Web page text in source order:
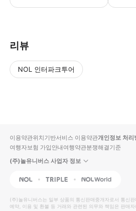
리뷰
NOL 인터파크투어
입니
다.
높
은
동
영
순
상
이용약관위치기반서비스 이용약관개인정보 처리
여행자보험 가입안내여행약관분쟁해결기준
(주)놀유니버스 사업자 정보
NOL Triple Interpark Global
(주)놀유니버스는 일부 상품의 통신판매중개자로서 통신
예약, 이용 및 환불 등 거래와 관련된 의무와 책임은 판매자